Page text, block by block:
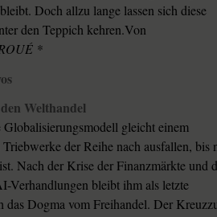
Doch allzu lange lassen sich diese
den Teppich kehren.Von
*
Welthandel
gleicht einem
Triebwerke der Reihe nach ausfallen, bis
Nach der Krise der Finanzmärkte und
Verhandlungen bleibt ihm als letzte
das Dogma vom Freihandel. Der